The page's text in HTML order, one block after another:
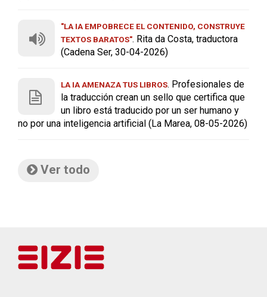
"LA IA EMPOBRECE EL CONTENIDO, CONSTRUYE
TEXTOS BARATOS". Rita da Costa, traductora
(Cadena Ser, 30-04-2026)
LA IA AMENAZA TUS LIBROS. Profesionales de
la traducción crean un sello que certifica que
un libro está traducido por un ser humano y
no por una inteligencia artificial (La Marea, 08-05-2026)
Ver todo